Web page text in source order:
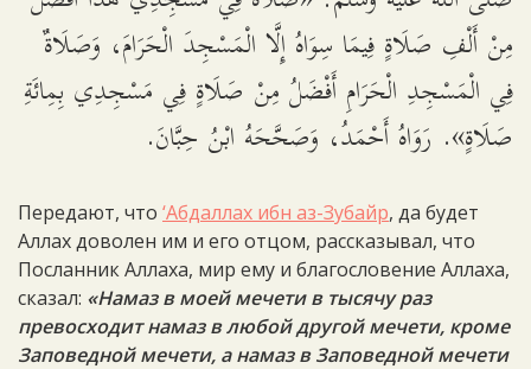
مِنْ أَلْفِ صَلَاةٍ فِيمَا سِوَاهُ إِلَّا الْمَسْجِدَ الْحَرَامَ، وَصَلَاةٌ
فِي الْمَسْجِدِ الْحَرَامِ أَفْضَلُ مِنْ صَلَاةٍ فِي مَسْجِدِي بِمِائَةِ
صَلَاةٍ». رَوَاهُ أَحْمَدُ، وَصَحَّحَهُ ابْنُ حِبَّانَ.
Передают, что ‘Абдаллах ибн аз-Зубайр, да будет
Аллах доволен им и его отцом, рассказывал, что
Посланник Аллаха, мир ему и благословение Аллаха,
сказал: «Намаз в моей мечети в тысячу раз
превосходит намаз в любой другой мечети, кроме
Заповедной мечети, а намаз в Заповедной мечети